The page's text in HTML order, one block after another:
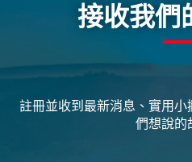
接收我們
註冊並收到最新消息、實用
們想說的